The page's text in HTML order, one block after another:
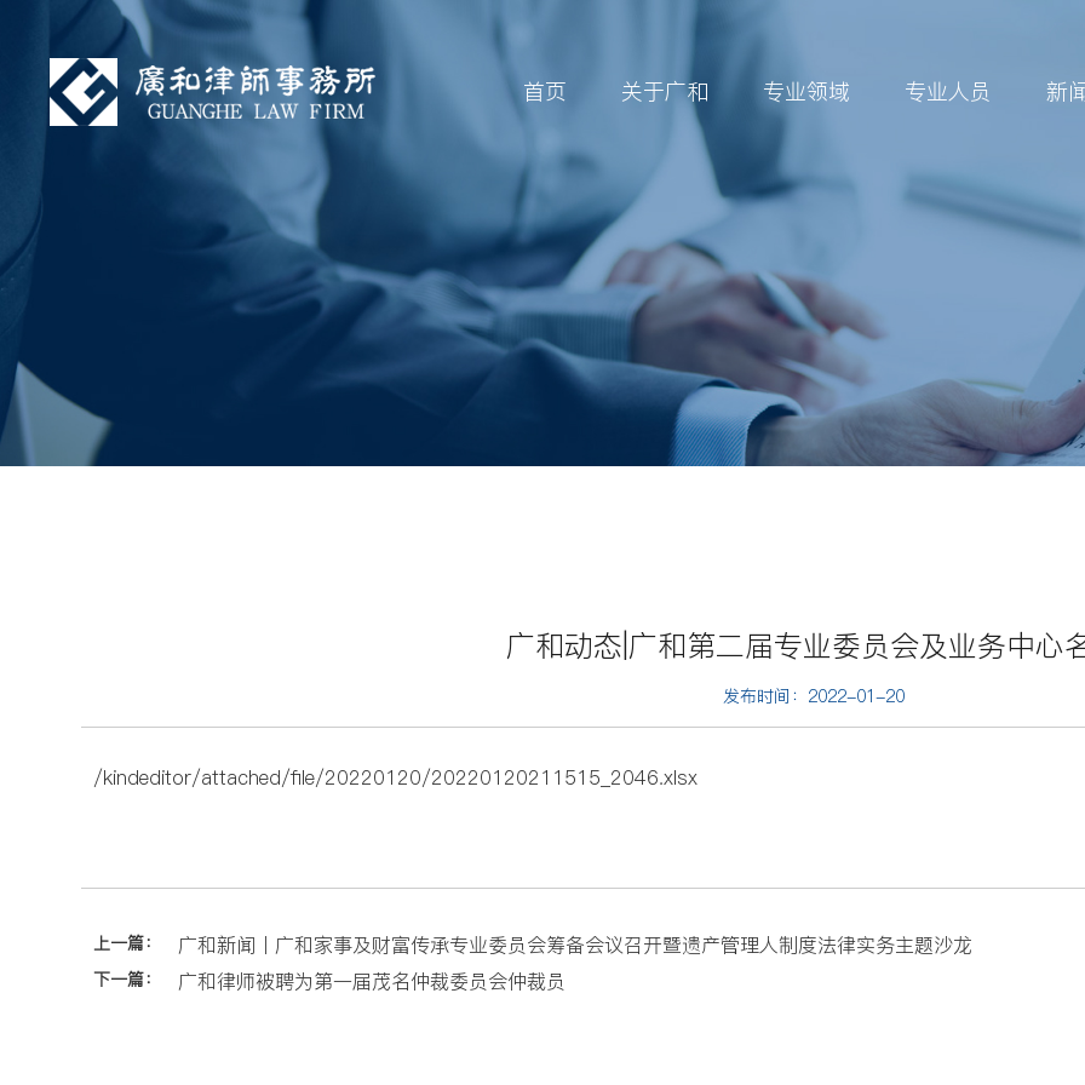
首页 关于广和 专业领域 专业人员 新
广和动态|广和第二届专业委员会及业务中心
发布时间：2022-01-20
/kindeditor/attached/file/20220120/20220120211515_2046.xlsx
上一篇： 广和新闻丨广和家事及财富传承专业委员会筹备会议召开暨遗产管理人制度法律实务主题沙龙
下一篇： 广和律师被聘为第一届茂名仲裁委员会仲裁员